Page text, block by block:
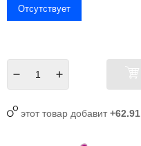
Отсутствует
этот товар добавит+62.91